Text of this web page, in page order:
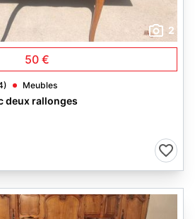
2
50 €
Meubles
deux rallonges